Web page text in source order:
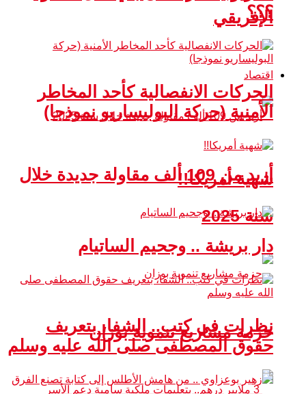
الإفريقي
اقتصاد
أزيد من 109 ألف مقاولة جديدة خلال
سنة 2025
حزمة مشاريع تنموية بوزان
؟؟؟
الحركات الانفصالية كأحد المخاطر
الأمنية (حركة البوليساريو نموذجا)
شهية أمريكا!!
دار بريشة .. وجحيم الساتيام
نظرات في كتب.. الشفا، بتعريف
حقوق المصطفى صلى الله عليه وسلم